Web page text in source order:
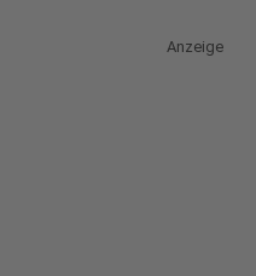
Anzeige